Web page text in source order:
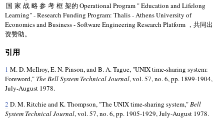
国家战略参考框架的 Operational Program " Education and Lifelong
Learning" - Research Funding Program: Thalis - Athens University of
Economics and Business - Software Engineering Research Platform ，共同出
资赞助。
引用
1 M. D. McIlroy, E. N. Pinson, and B. A. Tague, "UNIX time-sharing system:
Foreword," The Bell System Technical Journal, vol. 57, no. 6, pp. 1899-1904,
July-August 1978.
2 D. M. Ritchie and K. Thompson, "The UNIX time-sharing system,"Bell
System Technical Journal, vol. 57, no. 6, pp. 1905-1929, July-August 1978.